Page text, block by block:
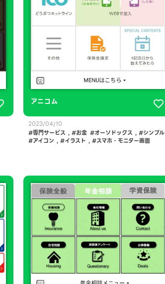
アニコム
2023/04/10
専門サービス , お金 オーソドックス ,
シンプル
アイコン , イラスト , スマホ・モニター画面